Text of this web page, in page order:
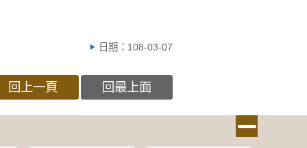
日期：108-03-07
回上一頁 回最上面